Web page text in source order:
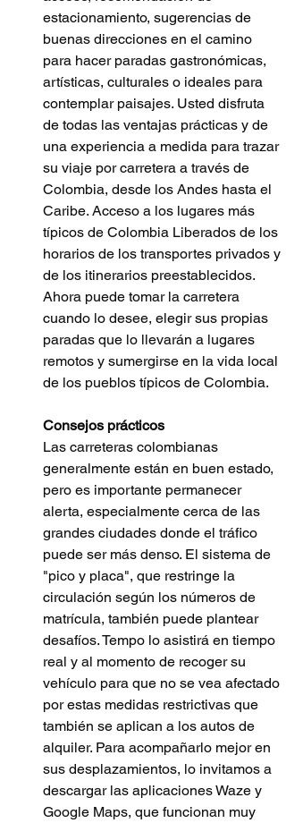
estacionamiento, sugerencias de
buenas direcciones en el camino
para hacer paradas gastronómicas,
artísticas, culturales o ideales para
contemplar paisajes. Usted disfruta
de todas las ventajas prácticas y de
una experiencia a medida para trazar
su viaje por carretera a través de
Colombia, desde los Andes hasta el
Caribe. Acceso a los lugares más
típicos de Colombia Liberados de los
horarios de los transportes privados y
de los itinerarios preestablecidos.
Ahora puede tomar la carretera
cuando lo desee, elegir sus propias
paradas que lo llevarán a lugares
remotos y sumergirse en la vida local
de los pueblos típicos de Colombia.
Consejos prácticos
Las carreteras colombianas
generalmente están en buen estado,
pero es importante permanecer
alerta, especialmente cerca de las
grandes ciudades donde el tráfico
puede ser más denso. El sistema de
"pico y placa", que restringe la
circulación según los números de
matrícula, también puede plantear
desafíos. Tempo lo asistirá en tiempo
real y al momento de recoger su
vehículo para que no se vea afectado
por estas medidas restrictivas que
también se aplican a los autos de
alquiler. Para acompañarlo mejor en
sus desplazamientos, lo invitamos a
descargar las aplicaciones Waze y
Google Maps, que funcionan muy